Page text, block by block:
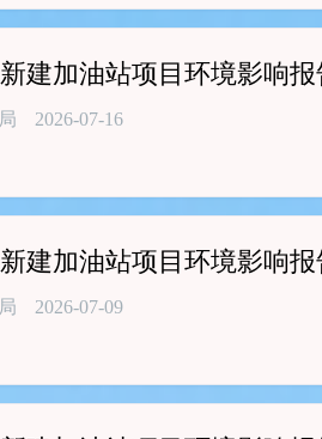
建加油站项目环境影响
2026-07-16
建加油站项目环境影响
2026-07-09